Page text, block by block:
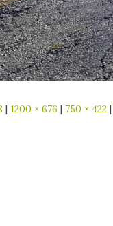
| 1200 × 676 | 750 × 422 |